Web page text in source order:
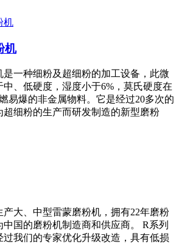
机
是一种细粉及超细粉的加工设备，此微
、低硬度，湿度小于6%，莫氏硬度在
易爆的非金属物料。它是经过20多次的
超细粉的生产而研发制造的新型磨粉
产大、中型雷蒙磨粉机，拥有22年磨粉
国的磨粉机制造商和供应商。 R系列
过我们的专家优化升级改造，具有低损